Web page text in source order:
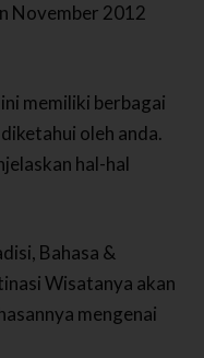
November 2012
memiliki berbagai
oleh anda.
hal-hal
Bahasa &
Wisatanya akan
mengenai